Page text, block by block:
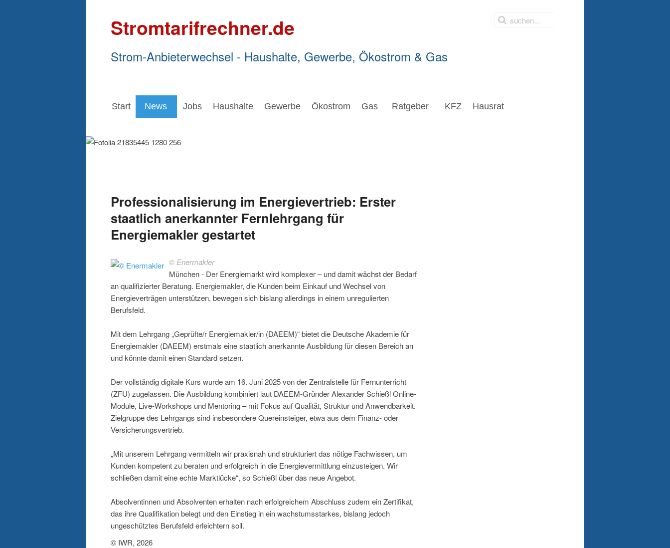
Stromtarifrechner.de
Strom-Anbieterwechsel - Haushalte, Gewerbe, Ökostrom & Gas
Start News Jobs Haushalte Gewerbe Ökostrom Gas Ratgeber KFZ Hausrat
Professionalisierung im Energievertrieb: Erster
staatlich anerkannter Fernlehrgang für
Energiemakler gestartet
© Enermakler
München - Der Energiemarkt wird komplexer – und damit wächst der Bedarf
an qualifizierter Beratung. Energiemakler, die Kunden beim Einkauf und Wechsel von
Energieverträgen unterstützen, bewegen sich bislang allerdings in einem unregulierten
Berufsfeld.
Mit dem Lehrgang „Geprüfte/r Energiemakler/in (DAEEM)“ bietet die Deutsche Akademie für
Energiemakler (DAEEM) erstmals eine staatlich anerkannte Ausbildung für diesen Bereich an
und könnte damit einen Standard setzen.
Der vollständig digitale Kurs wurde am 16. Juni 2025 von der Zentralstelle für Fernunterricht
(ZFU) zugelassen. Die Ausbildung kombiniert laut DAEEM-Gründer Alexander Schießl Online-
Module, Live-Workshops und Mentoring – mit Fokus auf Qualität, Struktur und Anwendbarkeit.
Zielgruppe des Lehrgangs sind insbesondere Quereinsteiger, etwa aus dem Finanz- oder
Versicherungsvertrieb.
„Mit unserem Lehrgang vermitteln wir praxisnah und strukturiert das nötige Fachwissen, um
Kunden kompetent zu beraten und erfolgreich in die Energievermittlung einzusteigen. Wir
schließen damit eine echte Marktlücke“, so Schießl über das neue Angebot.
Absolventinnen und Absolventen erhalten nach erfolgreichem Abschluss zudem ein Zertifikat,
das ihre Qualifikation belegt und den Einstieg in ein wachstumsstarkes, bislang jedoch
ungeschütztes Berufsfeld erleichtern soll.
© IWR, 2026